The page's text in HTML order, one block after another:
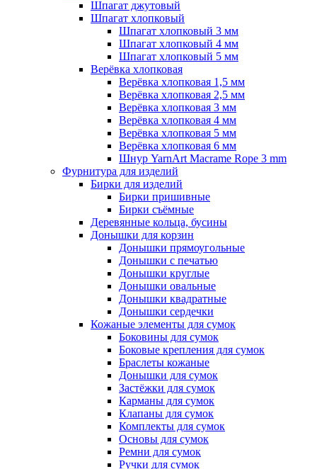
Шпагат джутовый
Шпагат хлопковый
Шпагат хлопковый 3 мм
Шпагат хлопковый 4 мм
Шпагат хлопковый 5 мм
Верёвка хлопковая
Верёвка хлопковая 1,5 мм
Верёвка хлопковая 2,5 мм
Верёвка хлопковая 3 мм
Верёвка хлопковая 4 мм
Верёвка хлопковая 5 мм
Верёвка хлопковая 6 мм
Шнур YarnArt Macrame Rope 3 mm
Фурнитура для изделий
Бирки для изделий
Бирки пришивные
Бирки съёмные
Деревянные кольца, бусины
Донышки для корзин
Донышки прямоугольные
Донышки с печатью
Донышки круглые
Донышки овальные
Донышки квадратные
Донышки сердечки
Кожаные элементы для сумок
Боковины для сумок
Боковые крепления для сумок
Браслеты кожаные
Донышки для сумок
Застёжки для сумок
Карманы для сумок
Клапаны для сумок
Комплекты для сумок
Основы для сумок
Ремни для сумок
Ручки для сумок